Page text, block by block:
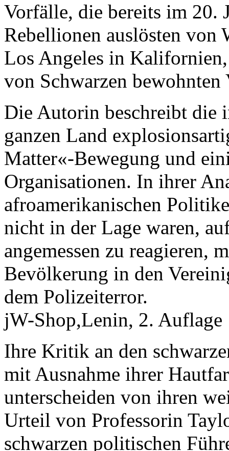
Vorfälle, die bereits im 20.
Rebellionen auslösten von
Los Angeles in
von Schwarzen
Die Autorin beschreibt die
ganzen Land
Matter«-Bewegung und
Organisationen. In ihrer
afroamerikanischen
nicht in der Lage waren,
angemessen zu reagieren,
Bevölkerung in den
dem Polizeiterror.
jW-Shop,Lenin, 2. Auflage
Ihre Kritik an den
mit Ausnahme ihrer
unterscheiden von ihren
Urteil von Professorin
schwarzen politischen